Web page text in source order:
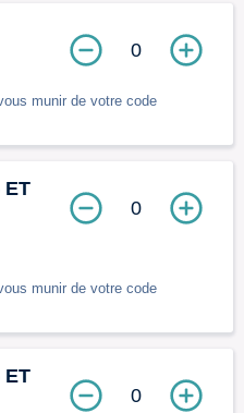
munir de votre code
0
ET
munir de votre code
0
ET
0